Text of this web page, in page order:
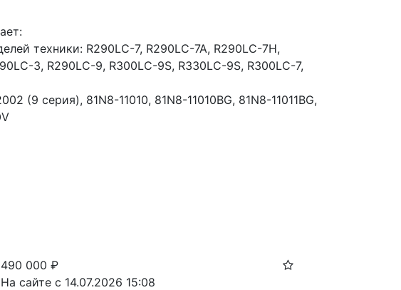
техники: R290LC-7, R290LC-7A, R290LC-7H,
3, R290LC-9, R300LC-9S, R330LC-9S, R300LC-7,
(9 серия), 81N8-11010, 81N8-11010BG, 81N8-11011BG,
490 000 ₽
На сайте с 14.07.2026 15:08